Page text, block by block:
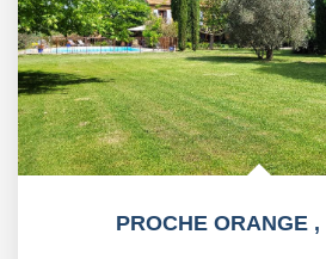
PROCHE ORANGE ,